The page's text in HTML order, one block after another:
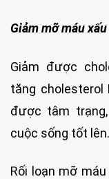
Giảm mỡ máu xấu
Giảm được
tăng cholesterol
được tâm
cuộc sống tốt lên.
Rối loạn mỡ